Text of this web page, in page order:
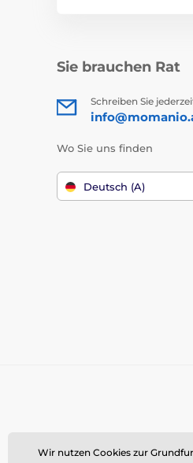
Sie brauchen Rat
Schreiben Sie
Wo Sie uns finden
Deutsch (A)
Wir nutzen Cookies zur